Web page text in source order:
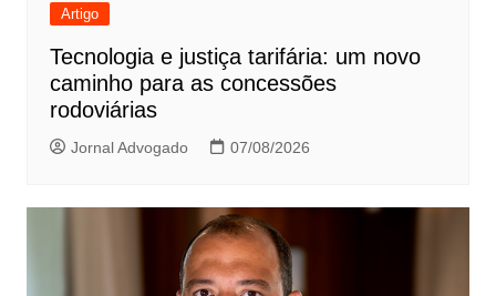
Artigo
Tecnologia e justiça tarifária: um novo
caminho para as concessões
rodoviárias
Jornal Advogado 07/08/2026